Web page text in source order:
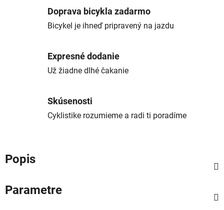
Doprava bicykla zadarmo
Bicykel je ihneď pripravený na jazdu
Expresné dodanie
Už žiadne dlhé čakanie
Skúsenosti
Cyklistike rozumieme a radi ti poradíme
Popis
Parametre